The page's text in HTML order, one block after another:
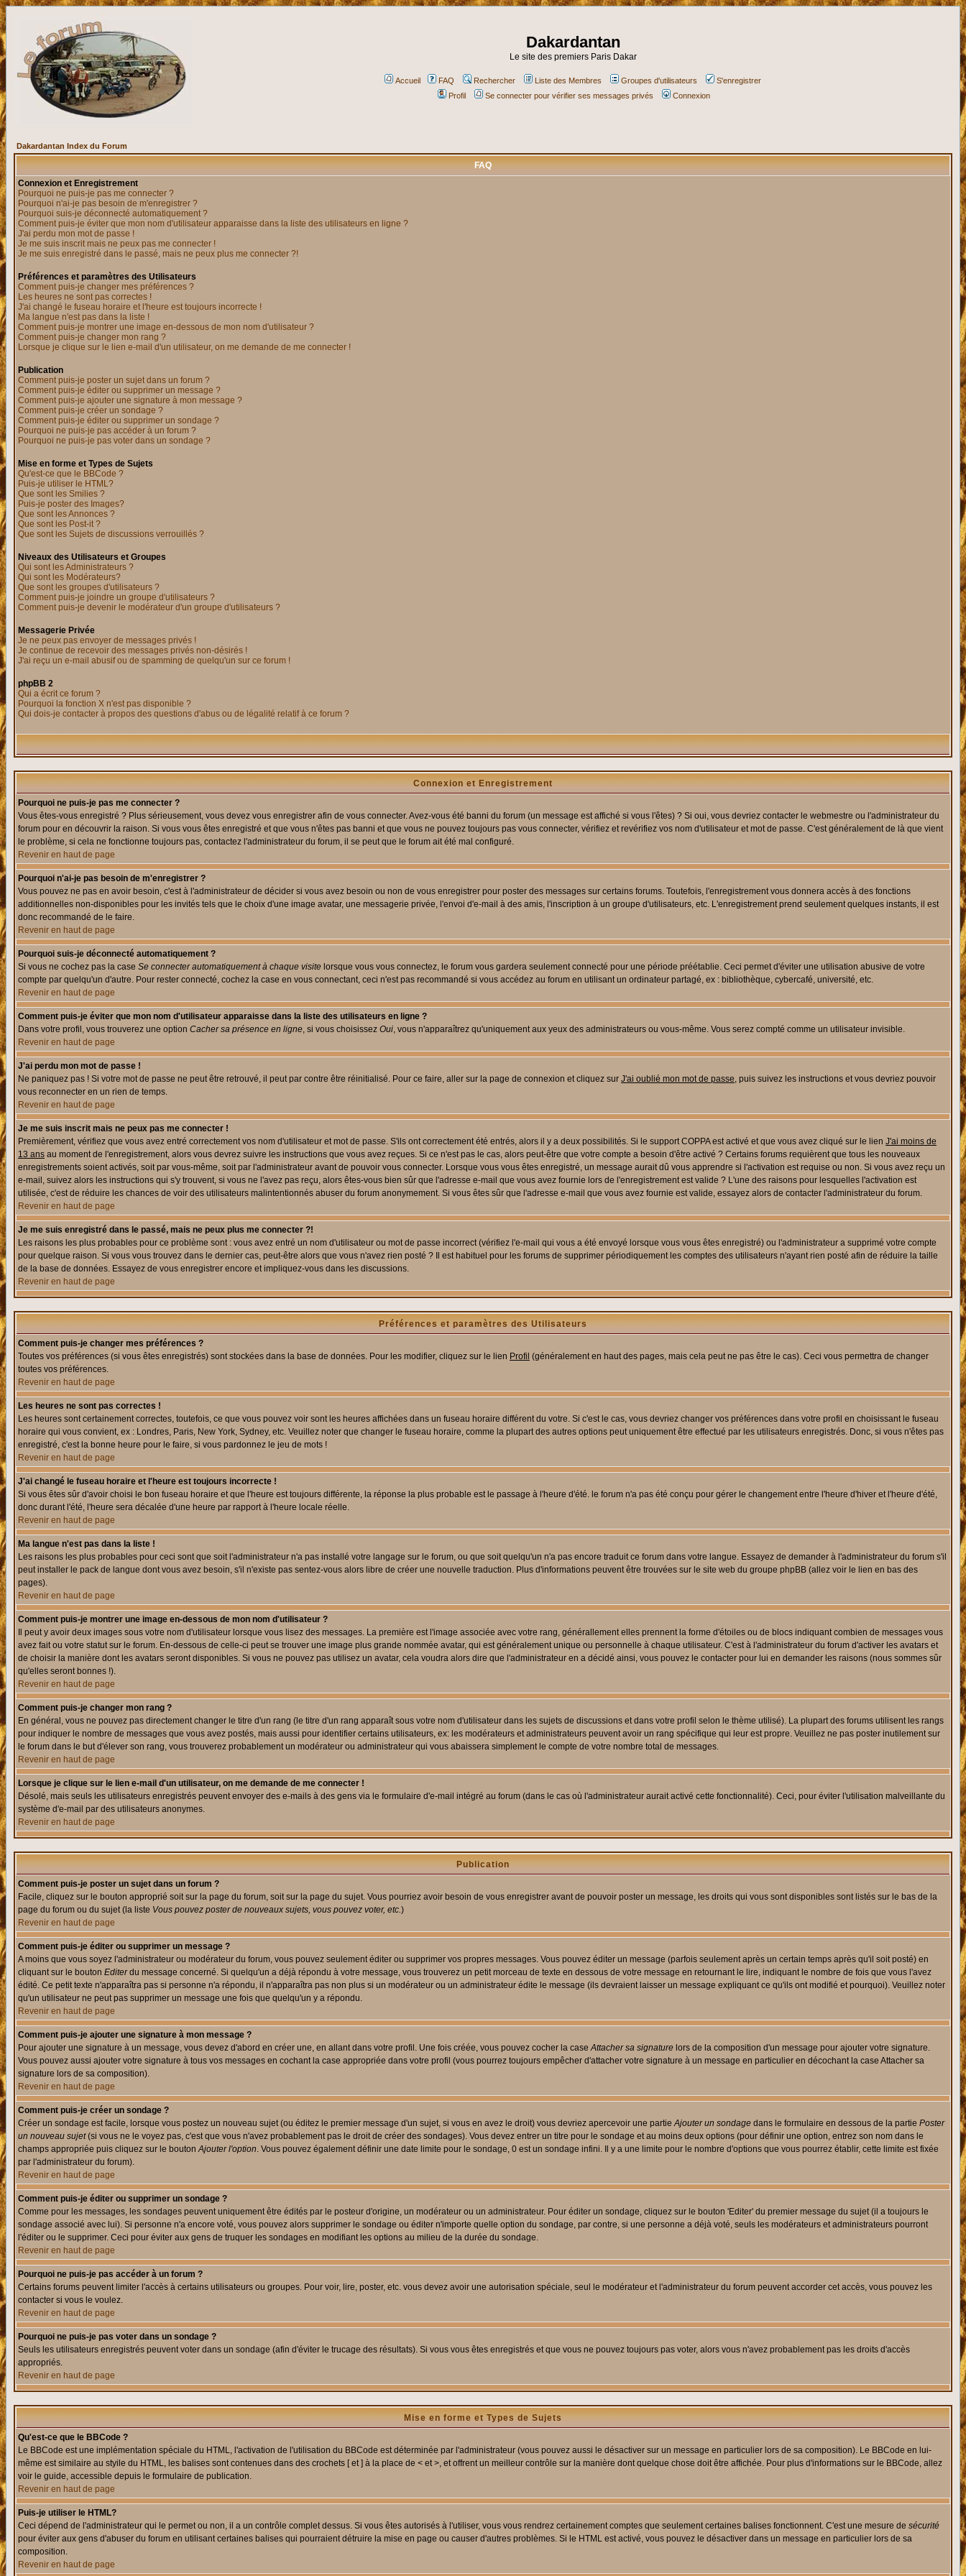
Dakardantan
Le site des premiers Paris Dakar
Accueil FAQ Rechercher Liste des Membres Groupes d'utilisateurs
S'enregistrer
Profil
Se connecter pour vérifier ses messages privés Connexion
Dakardantan Index du Forum
FAQ
Connexion et Enregistrement
Pourquoi ne puis-je pas me connecter ?
Pourquoi n'ai-je pas besoin de m'enregistrer ?
Pourquoi suis-je déconnecté automatiquement ?
Comment puis-je éviter que mon nom d'utilisateur apparaisse dans la liste des utilisateurs en ligne ?
J'ai perdu mon mot de passe !
Je me suis inscrit mais ne peux pas me connecter !
Je me suis enregistré dans le passé, mais ne peux plus me connecter ?!
Préférences et paramètres des Utilisateurs
Comment puis-je changer mes préférences ?
Les heures ne sont pas correctes !
J'ai changé le fuseau horaire et l'heure est toujours incorrecte !
Ma langue n'est pas dans la liste !
Comment puis-je montrer une image en-dessous de mon nom d'utilisateur ?
Comment puis-je changer mon rang ?
Lorsque je clique sur le lien e-mail d'un utilisateur, on me demande de me connecter !
Publication
Comment puis-je poster un sujet dans un forum ?
Comment puis-je éditer ou supprimer un message ?
Comment puis-je ajouter une signature à mon message ?
Comment puis-je créer un sondage ?
Comment puis-je éditer ou supprimer un sondage ?
Pourquoi ne puis-je pas accéder à un forum ?
Pourquoi ne puis-je pas voter dans un sondage ?
Mise en forme et Types de Sujets
Qu'est-ce que le BBCode ?
Puis-je utiliser le HTML?
Que sont les Smilies ?
Puis-je poster des Images?
Que sont les Annonces ?
Que sont les Post-it ?
Que sont les Sujets de discussions verrouillés ?
Niveaux des Utilisateurs et Groupes
Qui sont les Administrateurs ?
Qui sont les Modérateurs?
Que sont les groupes d'utilisateurs ?
Comment puis-je joindre un groupe d'utilisateurs ?
Comment puis-je devenir le modérateur d'un groupe d'utilisateurs ?
Messagerie Privée
Je ne peux pas envoyer de messages privés !
Je continue de recevoir des messages privés non-désirés !
J'ai reçu un e-mail abusif ou de spamming de quelqu'un sur ce forum !
phpBB 2
Qui a écrit ce forum ?
Pourquoi la fonction X n'est pas disponible ?
Qui dois-je contacter à propos des questions d'abus ou de légalité relatif à ce forum ?
Connexion et Enregistrement
Pourquoi ne puis-je pas me connecter ?
Vous êtes-vous enregistré ? Plus sérieusement, vous devez vous enregistrer afin de vous connecter. Avez-vous été banni du forum (un message est affiché si vous l'êtes) ? Si oui, vous devriez contacter le webmestre ou l'administrateur du
forum pour en découvrir la raison. Si vous vous êtes enregistré et que vous n'êtes pas banni et que vous ne pouvez toujours pas vous connecter, vérifiez et revérifiez vos nom d'utilisateur et mot de passe. C'est généralement de là que vient
le problème, si cela ne fonctionne toujours pas, contactez l'administrateur du forum, il se peut que le forum ait été mal configuré.
Revenir en haut de page
Pourquoi n'ai-je pas besoin de m'enregistrer ?
Vous pouvez ne pas en avoir besoin, c'est à l'administrateur de décider si vous avez besoin ou non de vous enregistrer pour poster des messages sur certains forums. Toutefois, l'enregistrement vous donnera accès à des fonctions
additionnelles non-disponibles pour les invités tels que le choix d'une image avatar, une messagerie privée, l'envoi d'e-mail à des amis, l'inscription à un groupe d'utilisateurs, etc. L'enregistrement prend seulement quelques instants, il est
donc recommandé de le faire.
Revenir en haut de page
Pourquoi suis-je déconnecté automatiquement ?
Si vous ne cochez pas la case Se connecter automatiquement à chaque visite lorsque vous vous connectez, le forum vous gardera seulement connecté pour une période préétablie. Ceci permet d'éviter une utilisation abusive de votre
compte par quelqu'un d'autre. Pour rester connecté, cochez la case en vous connectant, ceci n'est pas recommandé si vous accédez au forum en utilisant un ordinateur partagé, ex : bibliothèque, cybercafé, université, etc.
Revenir en haut de page
Comment puis-je éviter que mon nom d'utilisateur apparaisse dans la liste des utilisateurs en ligne ?
Dans votre profil, vous trouverez une option Cacher sa présence en ligne, si vous choisissez Oui, vous n'apparaîtrez qu'uniquement aux yeux des administrateurs ou vous-même. Vous serez compté comme un utilisateur invisible.
Revenir en haut de page
J'ai perdu mon mot de passe !
Ne paniquez pas ! Si votre mot de passe ne peut être retrouvé, il peut par contre être réinitialisé. Pour ce faire, aller sur la page de connexion et cliquez sur J'ai oublié mon mot de passe, puis suivez les instructions et vous devriez pouvoir
vous reconnecter en un rien de temps.
Revenir en haut de page
Je me suis inscrit mais ne peux pas me connecter !
Premièrement, vérifiez que vous avez entré correctement vos nom d'utilisateur et mot de passe. S'ils ont correctement été entrés, alors il y a deux possibilités. Si le support COPPA est activé et que vous avez cliqué sur le lien J'ai moins de
13 ans au moment de l'enregistrement, alors vous devrez suivre les instructions que vous avez reçues. Si ce n'est pas le cas, alors peut-être que votre compte a besoin d'être activé ? Certains forums requièrent que tous les nouveaux
enregistrements soient activés, soit par vous-même, soit par l'administrateur avant de pouvoir vous connecter. Lorsque vous vous êtes enregistré, un message aurait dû vous apprendre si l'activation est requise ou non. Si vous avez reçu un
e-mail, suivez alors les instructions qui s'y trouvent, si vous ne l'avez pas reçu, alors êtes-vous bien sûr que l'adresse e-mail que vous avez fournie lors de l'enregistrement est valide ? L'une des raisons pour lesquelles l'activation est
utilisée, c'est de réduire les chances de voir des utilisateurs malintentionnés abuser du forum anonymement. Si vous êtes sûr que l'adresse e-mail que vous avez fournie est valide, essayez alors de contacter l'administrateur du forum.
Revenir en haut de page
Je me suis enregistré dans le passé, mais ne peux plus me connecter ?!
Les raisons les plus probables pour ce problème sont : vous avez entré un nom d'utilisateur ou mot de passe incorrect (vérifiez l'e-mail qui vous a été envoyé lorsque vous vous êtes enregistré) ou l'administrateur a supprimé votre compte
pour quelque raison. Si vous vous trouvez dans le dernier cas, peut-être alors que vous n'avez rien posté ? Il est habituel pour les forums de supprimer périodiquement les comptes des utilisateurs n'ayant rien posté afin de réduire la taille
de la base de données. Essayez de vous enregistrer encore et impliquez-vous dans les discussions.
Revenir en haut de page
Préférences et paramètres des Utilisateurs
Comment puis-je changer mes préférences ?
Toutes vos préférences (si vous êtes enregistrés) sont stockées dans la base de données. Pour les modifier, cliquez sur le lien Profil (généralement en haut des pages, mais cela peut ne pas être le cas). Ceci vous permettra de changer
toutes vos préférences.
Revenir en haut de page
Les heures ne sont pas correctes !
Les heures sont certainement correctes, toutefois, ce que vous pouvez voir sont les heures affichées dans un fuseau horaire différent du votre. Si c'est le cas, vous devriez changer vos préférences dans votre profil en choisissant le fuseau
horaire qui vous convient, ex : Londres, Paris, New York, Sydney, etc. Veuillez noter que changer le fuseau horaire, comme la plupart des autres options peut uniquement être effectué par les utilisateurs enregistrés. Donc, si vous n'êtes pas
enregistré, c'est la bonne heure pour le faire, si vous pardonnez le jeu de mots !
Revenir en haut de page
J'ai changé le fuseau horaire et l'heure est toujours incorrecte !
Si vous êtes sûr d'avoir choisi le bon fuseau horaire et que l'heure est toujours différente, la réponse la plus probable est le passage à l'heure d'été. le forum n'a pas été conçu pour gérer le changement entre l'heure d'hiver et l'heure d'été,
donc durant l'été, l'heure sera décalée d'une heure par rapport à l'heure locale réelle.
Revenir en haut de page
Ma langue n'est pas dans la liste !
Les raisons les plus probables pour ceci sont que soit l'administrateur n'a pas installé votre langage sur le forum, ou que soit quelqu'un n'a pas encore traduit ce forum dans votre langue. Essayez de demander à l'administrateur du forum s'il
peut installer le pack de langue dont vous avez besoin, s'il n'existe pas sentez-vous alors libre de créer une nouvelle traduction. Plus d'informations peuvent être trouvées sur le site web du groupe phpBB (allez voir le lien en bas des
pages).
Revenir en haut de page
Comment puis-je montrer une image en-dessous de mon nom d'utilisateur ?
Il peut y avoir deux images sous votre nom d'utilisateur lorsque vous lisez des messages. La première est l'image associée avec votre rang, générallement elles prennent la forme d'étoiles ou de blocs indiquant combien de messages vous
avez fait ou votre statut sur le forum. En-dessous de celle-ci peut se trouver une image plus grande nommée avatar, qui est généralement unique ou personnelle à chaque utilisateur. C'est à l'administrateur du forum d'activer les avatars et
de choisir la manière dont les avatars seront disponibles. Si vous ne pouvez pas utilisez un avatar, cela voudra alors dire que l'administrateur en a décidé ainsi, vous pouvez le contacter pour lui en demander les raisons (nous sommes sûr
qu'elles seront bonnes !).
Revenir en haut de page
Comment puis-je changer mon rang ?
En général, vous ne pouvez pas directement changer le titre d'un rang (le titre d'un rang apparaît sous votre nom d'utilisateur dans les sujets de discussions et dans votre profil selon le thème utilisé). La plupart des forums utilisent les rangs
pour indiquer le nombre de messages que vous avez postés, mais aussi pour identifier certains utilisateurs, ex: les modérateurs et administrateurs peuvent avoir un rang spécifique qui leur est propre. Veuillez ne pas poster inutilement sur
le forum dans le but d'élever son rang, vous trouverez probablement un modérateur ou administrateur qui vous abaissera simplement le compte de votre nombre total de messages.
Revenir en haut de page
Lorsque je clique sur le lien e-mail d'un utilisateur, on me demande de me connecter !
Désolé, mais seuls les utilisateurs enregistrés peuvent envoyer des e-mails à des gens via le formulaire d'e-mail intégré au forum (dans le cas où l'administrateur aurait activé cette fonctionnalité). Ceci, pour éviter l'utilisation malveillante du
système d'e-mail par des utilisateurs anonymes.
Revenir en haut de page
Publication
Comment puis-je poster un sujet dans un forum ?
Facile, cliquez sur le bouton approprié soit sur la page du forum, soit sur la page du sujet. Vous pourriez avoir besoin de vous enregistrer avant de pouvoir poster un message, les droits qui vous sont disponibles sont listés sur le bas de la
page du forum ou du sujet (la liste Vous pouvez poster de nouveaux sujets, vous pouvez voter, etc.)
Revenir en haut de page
Comment puis-je éditer ou supprimer un message ?
A moins que vous soyez l'administrateur ou modérateur du forum, vous pouvez seulement éditer ou supprimer vos propres messages. Vous pouvez éditer un message (parfois seulement après un certain temps après qu'il soit posté) en
cliquant sur le bouton Editerdu message concerné. Si quelqu'un a déjà répondu à votre message, vous trouverez un petit morceau de texte en dessous de votre message en retournant le lire, indiquant le nombre de fois que vous l'avez
édité. Ce petit texte n'apparaîtra pas si personne n'a répondu, il n'apparaîtra pas non plus si un modérateur ou un administrateur édite le message (ils devraient laisser un message expliquant ce qu'ils ont modifié et pourquoi). Veuillez noter
qu'un utilisateur ne peut pas supprimer un message une fois que quelqu'un y a répondu.
Revenir en haut de page
Comment puis-je ajouter une signature à mon message ?
Pour ajouter une signature à un message, vous devez d'abord en créer une, en allant dans votre profil. Une fois créée, vous pouvez cocher la caseAttacher sa signature lors de la composition d'un message pour ajouter votre signature.
Vous pouvez aussi ajouter votre signature à tous vos messages en cochant la case appropriée dans votre profil (vous pourrez toujours empêcher d'attacher votre signature à un message en particulier en décochant la case Attacher sa
signature lors de sa composition).
Revenir en haut de page
Comment puis-je créer un sondage ?
Créer un sondage est facile, lorsque vous postez un nouveau sujet (ou éditez le premier message d'un sujet, si vous en avez le droit) vous devriez apercevoir une partieAjouter un sondage dans le formulaire en dessous de la partie Poster
un nouveau sujet(si vous ne le voyez pas, c'est que vous n'avez probablement pas le droit de créer des sondages). Vous devez entrer un titre pour le sondage et au moins deux options (pour définir une option, entrez son nom dans le
champs appropriée puis cliquez sur le boutonAjouter l'option. Vous pouvez également définir une date limite pour le sondage, 0 est un sondage infini. Il y a une limite pour le nombre d'options que vous pourrez établir, cette limite est fixée
par l'administrateur du forum).
Revenir en haut de page
Comment puis-je éditer ou supprimer un sondage ?
Comme pour les messages, les sondages peuvent uniquement être édités par le posteur d'origine, un modérateur ou un administrateur. Pour éditer un sondage, cliquez sur le bouton 'Editer' du premier message du sujet (il a toujours le
sondage associé avec lui). Si personne n'a encore voté, vous pouvez alors supprimer le sondage ou éditer n'importe quelle option du sondage, par contre, si une personne a déjà voté, seuls les modérateurs et administrateurs pourront
l'éditer ou le supprimer. Ceci pour éviter aux gens de truquer les sondages en modifiant les options au milieu de la durée du sondage.
Revenir en haut de page
Pourquoi ne puis-je pas accéder à un forum ?
Certains forums peuvent limiter l'accès à certains utilisateurs ou groupes. Pour voir, lire, poster, etc. vous devez avoir une autorisation spéciale, seul le modérateur et l'administrateur du forum peuvent accorder cet accès, vous pouvez les
contacter si vous le voulez.
Revenir en haut de page
Pourquoi ne puis-je pas voter dans un sondage ?
Seuls les utilisateurs enregistrés peuvent voter dans un sondage (afin d'éviter le trucage des résultats). Si vous vous êtes enregistrés et que vous ne pouvez toujours pas voter, alors vous n'avez probablement pas les droits d'accès
appropriés.
Revenir en haut de page
Mise en forme et Types de Sujets
Qu'est-ce que le BBCode ?
Le BBCode est une implémentation spéciale du HTML, l'activation de l'utilisation du BBCode est déterminée par l'administrateur (vous pouvez aussi le désactiver sur un message en particulier lors de sa composition). Le BBCode en lui-
même est similaire au styile du HTML, les balises sont contenues dans des crochets [ et ] à la place de < et >, et offrent un meilleur contrôle sur la manière dont quelque chose doit être affichée. Pour plus d'informations sur le BBCode, allez
voir le guide, accessible depuis le formulaire de publication.
Revenir en haut de page
Puis-je utiliser le HTML?
Ceci dépend de l'administrateur qui le permet ou non, il a un contrôle complet dessus. Si vous êtes autorisés à l'utiliser, vous vous rendrez certainement comptes que seulement certaines balises fonctionnent. C'est une mesure de sécurité
pour éviter aux gens d'abuser du forum en utilisant certaines balises qui pourraient détruire la mise en page ou causer d'autres problèmes. Si le HTML est activé, vous pouvez le désactiver dans un message en particulier lors de sa
composition.
Revenir en haut de page